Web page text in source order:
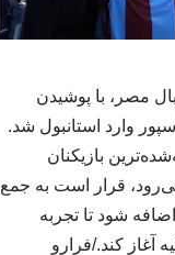
مصر، با پوشیدن
وارد استانبول شد.
بازیکنان
قرار است به جمع
شود تا تجربه
آغاز کند./فرارو